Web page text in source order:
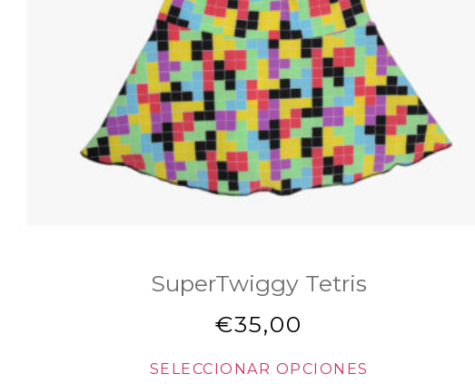
SuperTwiggy Tetris
€35,00
SELECCIONAR OPCIONES